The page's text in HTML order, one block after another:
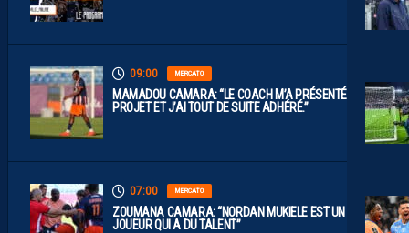
09:00 MERCATO
MAMADOU CAMARA: “LE COACH M’A PRÉSENTÉ LE
PROJET ET J’AI TOUT DE SUITE ADHÉRÉ.”
07:00 MERCATO
ZOUMANA CAMARA: “NORDAN MUKIELE EST UN
JOUEUR QUI A DU TALENT”